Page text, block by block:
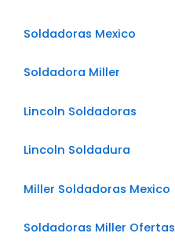
Soldadoras Mexico
Soldadora Miller
Lincoln Soldadoras
Lincoln Soldadura
Miller Soldadoras Mexico
Soldadoras Miller Ofertas